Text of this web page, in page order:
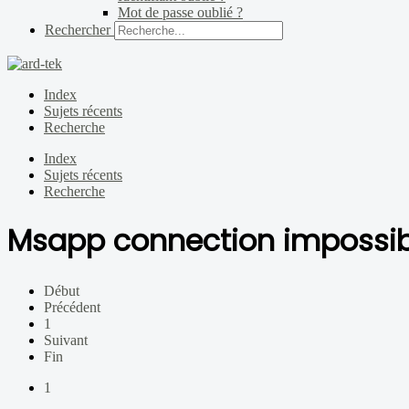
Mot de passe oublié ?
Rechercher
Index
Sujets récents
Recherche
Index
Sujets récents
Recherche
Msapp connection
Début
Précédent
1
Suivant
Fin
1